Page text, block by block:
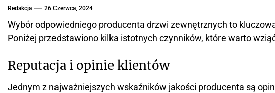
Redakcja 26 Czerwca, 2024
Wybór odpowiedniego producenta drzwi zewnętrznych to
Poniżej przedstawiono kilka istotnych czynników, które warto
Reputacja i opinie klientów
Jednym z najważniejszych wskaźników jakości producenta są